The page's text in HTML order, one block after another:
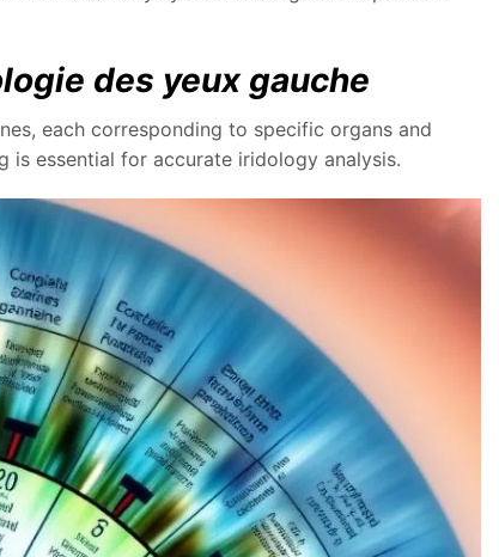
des yeux gauche
each corresponding to specific organs and
is essential for accurate iridology analysis.